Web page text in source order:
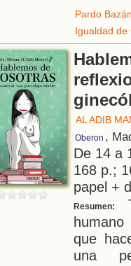
Pardo
Igualdad de
AL ADIB
Oberon ,
De 14 a
168 p.;
papel +
Resumen:
que
una